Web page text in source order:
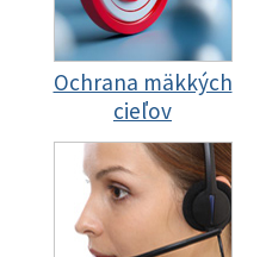
Ochrana mäkkých
cieľov